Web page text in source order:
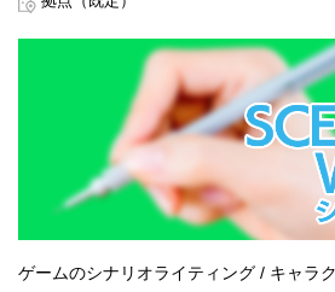
ゲームのシナリオライティング / キャラ